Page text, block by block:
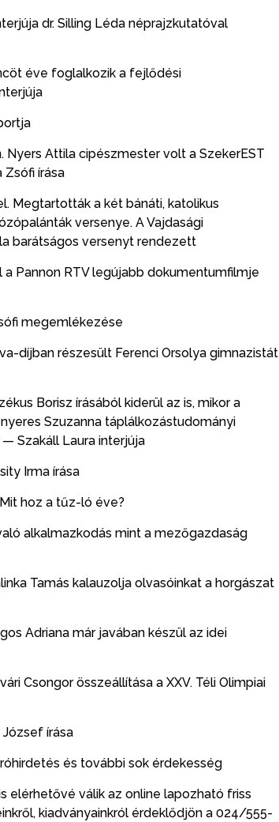
dr. Silling Léda néprajzkutatóval
éve foglalkozik a fejlődési
Nyers Attila cipészmester volt a SzekerEST
írása
Megtartották a két bánáti, katolikus
versenye. A Vajdasági
barátságos versenyt rendezett
a Pannon RTV legújabb dokumentumfilmje
megemlékezése
díjban részesült Ferenci Orsolya gimnazistát
Borisz írásából kiderül az is, mikor a
Szuzanna táplálkozástudományi
Szakáll Laura interjúja
Irma írása
hoz a tűz-ló éve?
alkalmazkodás mint a mezőgazdaság
Tamás kalauzolja olvasóinkat a horgászat
Adriana már javában készül az idei
Csongor összeállítása a XXV. Téli Olimpiai
írása
és további sok érdekesség
elérhetővé válik az online lapozható friss
kiadványainkról érdeklődjön a 024/555-